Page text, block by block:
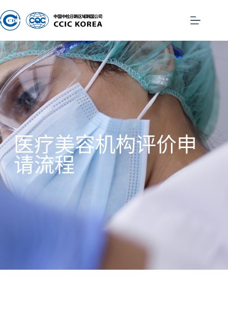
医疗美容机构评价申
请流程